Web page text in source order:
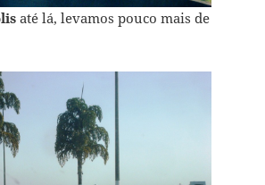
até lá, levamos pouco mais de